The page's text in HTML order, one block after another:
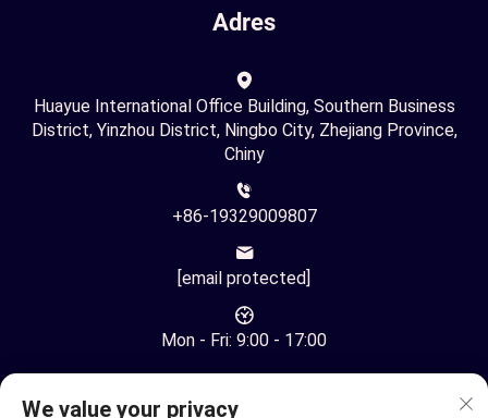
Adres
Huayue International Office Building, Southern Business
District, Yinzhou District, Ningbo City, Zhejiang Province,
Chiny
+86-19329009807
[email protected]
Mon - Fri: 9:00 - 17:00
We value your privacy